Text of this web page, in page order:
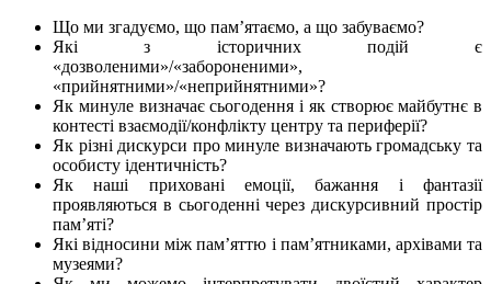
Що ми згадуємо, що пам’ятаємо, а що забуваємо?
Які з історичних подій є
«дозволеними»/«забороненими»,
«прийнятними»/«неприйнятними»?
Як минуле визначає сьогодення і як створює майбутнє в
контесті взаємодії/конфлікту центру та периферії?
Як різні дискурси про минуле визначають громадську та
особисту ідентичність?
Як наші приховані емоції, бажання і фантазії
проявляються в сьогоденні через дискурсивний простір
пам’яті?
Які відносини між пам’яттю і пам’ятниками, архівами та
музеями?